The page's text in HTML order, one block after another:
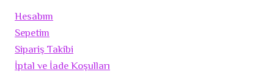
Hesabım
Sepetim
Sipariş Takibi
İptal ve İade Koşulları